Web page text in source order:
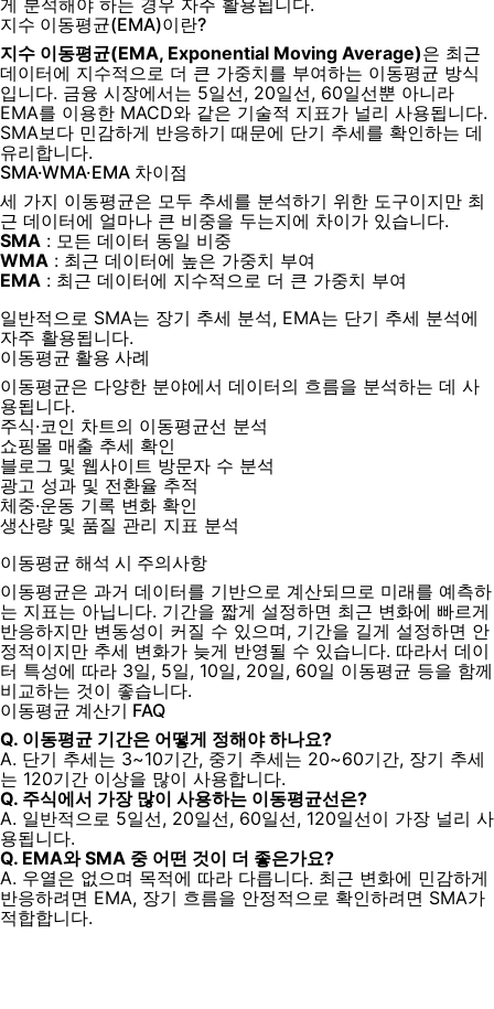
게 분석해야 하는 경우 자주 활용됩니다.
지수 이동평균(EMA)이란?
지수 이동평균(EMA, Exponential Moving Average)은 최근
데이터에 지수적으로 더 큰 가중치를 부여하는 이동평균 방식
입니다. 금융 시장에서는 5일선, 20일선, 60일선뿐 아니라
EMA를 이용한 MACD와 같은 기술적 지표가 널리 사용됩니다.
SMA보다 민감하게 반응하기 때문에 단기 추세를 확인하는 데
유리합니다.
SMA·WMA·EMA 차이점
세 가지 이동평균은 모두 추세를 분석하기 위한 도구이지만 최
근 데이터에 얼마나 큰 비중을 두는지에 차이가 있습니다.
SMA : 모든 데이터 동일 비중
WMA : 최근 데이터에 높은 가중치 부여
EMA : 최근 데이터에 지수적으로 더 큰 가중치 부여
일반적으로 SMA는 장기 추세 분석, EMA는 단기 추세 분석에
자주 활용됩니다.
이동평균 활용 사례
이동평균은 다양한 분야에서 데이터의 흐름을 분석하는 데 사
용됩니다.
주식·코인 차트의 이동평균선 분석
쇼핑몰 매출 추세 확인
블로그 및 웹사이트 방문자 수 분석
광고 성과 및 전환율 추적
체중·운동 기록 변화 확인
생산량 및 품질 관리 지표 분석
이동평균 해석 시 주의사항
이동평균은 과거 데이터를 기반으로 계산되므로 미래를 예측하
는 지표는 아닙니다. 기간을 짧게 설정하면 최근 변화에 빠르게
반응하지만 변동성이 커질 수 있으며, 기간을 길게 설정하면 안
정적이지만 추세 변화가 늦게 반영될 수 있습니다. 따라서 데이
터 특성에 따라 3일, 5일, 10일, 20일, 60일 이동평균 등을 함께
비교하는 것이 좋습니다.
이동평균 계산기 FAQ
Q. 이동평균 기간은 어떻게 정해야 하나요?
A. 단기 추세는 3~10기간, 중기 추세는 20~60기간, 장기 추세
는 120기간 이상을 많이 사용합니다.
Q. 주식에서 가장 많이 사용하는 이동평균선은?
A. 일반적으로 5일선, 20일선, 60일선, 120일선이 가장 널리 사
용됩니다.
Q. EMA와 SMA 중 어떤 것이 더 좋은가요?
A. 우열은 없으며 목적에 따라 다릅니다. 최근 변화에 민감하게
반응하려면 EMA, 장기 흐름을 안정적으로 확인하려면 SMA가
적합합니다.